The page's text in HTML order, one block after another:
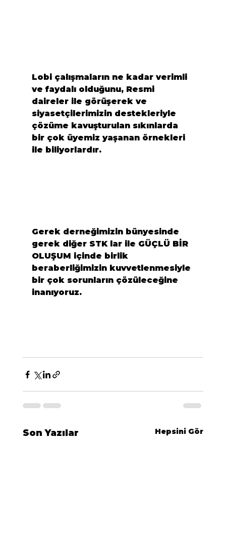
Lobi çalışmaların ne kadar verimli
ve faydalı olduğunu, Resmi
daireler ile görüşerek ve
siyasetçilerimizin destekleriyle
çözüme kavuşturulan sıkınlarda
bir çok üyemiz yaşanan örnekleri
ile biliyorlardır.
Gerek derneğimizin bünyesinde
gerek diğer STK lar ile GÜÇLÜ BİR
OLUŞUM içinde birlik
beraberliğimizin kuvvetlenmesiyle
bir çok sorunların çözüleceğine
inanıyoruz.
Son Yazılar Hepsini Gör